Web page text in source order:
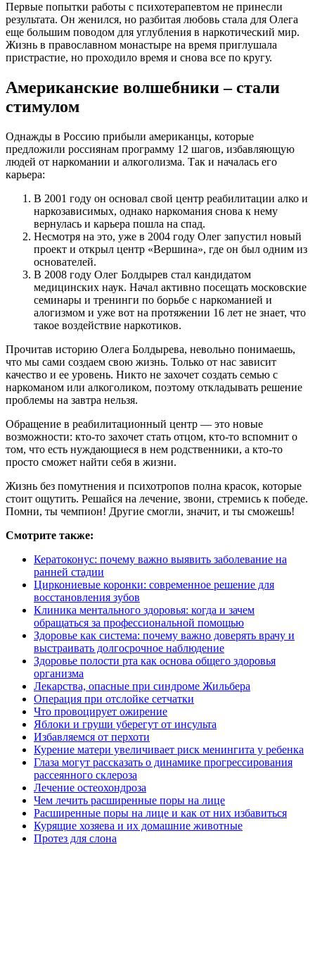
Первые попытки работы с психотерапевтом не принесли
результата. Он женился, но разбитая любовь стала для Олега
еще большим поводом для углубления в наркотический мир.
Жизнь в православном монастыре на время приглушала
пристрастие, но проходило время и снова все по кругу.
Американские волшебники – стали
стимулом
Однажды в Россию прибыли американцы, которые
предложили россиянам программу 12 шагов, избавляющую
людей от наркомании и алкоголизма. Так и началась его
карьера:
В 2001 году он основал свой центр реабилитации алко и
наркозависимых, однако наркомания снова к нему
вернулась и карьера пошла на спад.
Несмотря на это, уже в 2004 году Олег запустил новый
проект и открыл центр «Вершина», где он был одним из
основателей.
В 2008 году Олег Болдырев стал кандидатом
медицинских наук. Начал активно посещать московские
семинары и тренинги по борьбе с наркоманией и
алогизмом и уже вот на протяжении 16 лет не знает, что
такое воздействие наркотиков.
Прочитав историю Олега Болдырева, невольно понимаешь,
что мы сами создаем свою жизнь. Только от нас зависит
качество и ее уровень. Никто не захочет создать семью с
наркоманом или алкоголиком, поэтому откладывать решение
проблемы на завтра нельзя.
Обращение в реабилитационный центр — это новые
возможности: кто-то захочет стать отцом, кто-то вспомнит о
том, что есть нуждающиеся в нем родственники, а кто-то
просто сможет найти себя в жизни.
Жизнь без помутнения и психотропов полна красок, которые
стоит ощутить. Решайся на лечение, звони, стремись к победе.
Помни, ты чемпион! Другие смогли, значит, и ты сможешь!
Смотрите также:
Кератоконус: почему важно выявить заболевание на
ранней стадии
Циркониевые коронки: современное решение для
восстановления зубов
Клиника ментального здоровья: когда и зачем
обращаться за профессиональной помощью
Здоровье как система: почему важно доверять врачу и
выстраивать долгосрочное наблюдение
Здоровье полости рта как основа общего здоровья
организма
Лекарства, опасные при синдроме Жильбера
Операция при отслойке сетчатки
Что провоцирует ожирение
Яблоки и груши уберегут от инсульта
Избавляемся от перхоти
Курение матери увеличивает риск менингита у ребенка
Глаза могут рассказать о динамике прогрессирования
рассеянного склероза
Лечение остеохондроза
Чем лечить расширенные поры на лице
Расширенные поры на лице и как от них избавиться
Курящие хозяева и их домашние животные
Протез для слона